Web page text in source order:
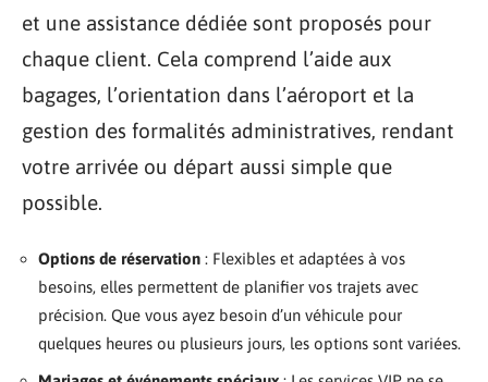
et une assistance dédiée sont proposés pour
chaque client. Cela comprend l’aide aux
bagages, l’orientation dans l’aéroport et la
gestion des formalités administratives, rendant
votre arrivée ou départ aussi simple que
possible.
Options de réservation : Flexibles et adaptées à vos
besoins, elles permettent de planifier vos trajets avec
précision. Que vous ayez besoin d’un véhicule pour
quelques heures ou plusieurs jours, les options sont variées.